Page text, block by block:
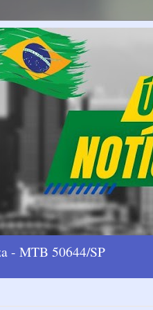
- MTB 50644/SP